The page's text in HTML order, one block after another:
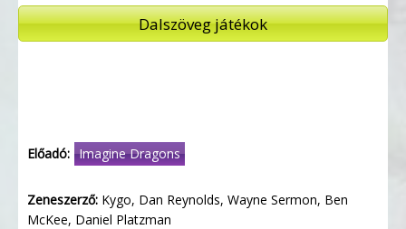
Dalszöveg játékok
Előadó: Imagine Dragons
Zeneszerző: Kygo, Dan Reynolds, Wayne Sermon, Ben
McKee, Daniel Platzman